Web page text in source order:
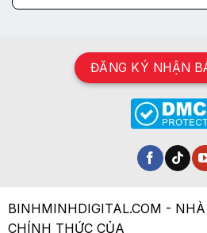
ĐĂNG KÝ NHẬN
BINHMINHDIGITAL.COM -
CHÍNH THỨC CỦA